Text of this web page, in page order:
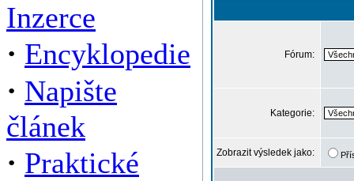
Inzerce
· Encyklopedie
· Napište
článek
· Praktické
Fórum:
Kategorie:
Zobrazit výsledek jako: